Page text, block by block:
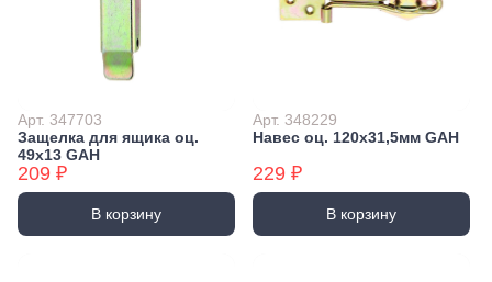
Арт. 347703
Защелка для ящика оц.
49x13 GAH
209 ₽
В корзину
Арт. 348229
Навес оц. 120x31,5мм GAH
229 ₽
В корзину